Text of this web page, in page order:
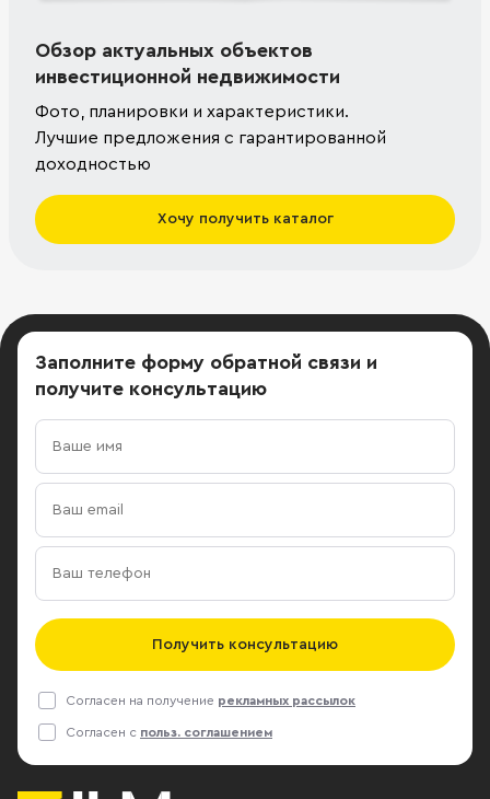
Обзор актуальных объектов
инвестиционной недвижимости
Фото, планировки и характеристики.
Лучшие предложения с гарантированной
доходностью
Хочу получить каталог
Заполните форму обратной связи и
получите консультацию
Получить консультацию
Согласен на получение рекламных рассылок
Согласен с польз. соглашением